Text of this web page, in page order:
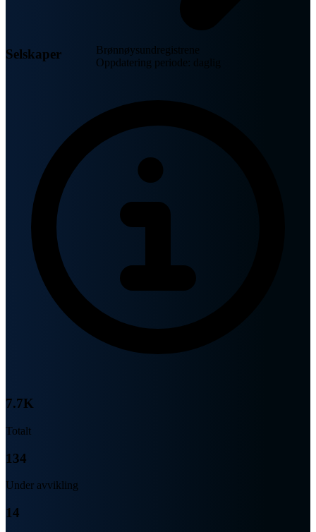
Selskaper
Brønnøysundregistrene
Oppdatering periode: daglig
7.7K
Totalt
134
Under avvikling
14